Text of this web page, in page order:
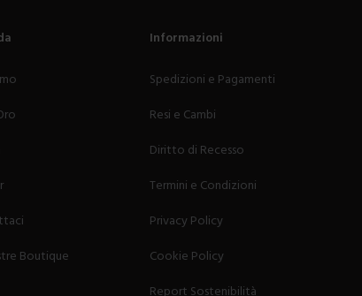
Boutique
Informazioni
Spedizioni e Pagamenti
Resi e Cambi
Diritto di Recesso
Termini e Condizioni
Privacy Policy
Cookie Policy
Report Sostenibilità